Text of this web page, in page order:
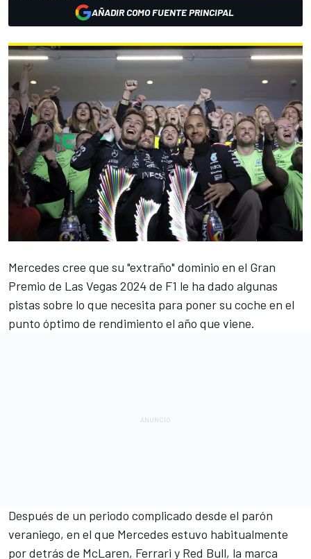
AÑADIR COMO FUENTE PRINCIPAL
Mercedes cree que su "extraño" dominio en el Gran
Premio de Las Vegas 2024 de F1 le ha dado algunas
pistas sobre lo que necesita para poner su coche en el
punto óptimo de rendimiento el año que viene.
Después de un periodo complicado desde el parón
veraniego, en el que Mercedes estuvo habitualmente
por detrás de McLaren, Ferrari y Red Bull, la marca